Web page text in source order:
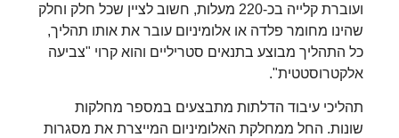
ועוברת קלייה בכ-220 מעלות, חשוב לציין שכל חלק וחלק
שהינו מחומר פלדה או אלומיניום עובר את אותו תהליך,
כל התהליך מבוצע בתנאים סטריליים והוא קרוי "צביעה
אלקטרוסטטית".
תהליכי עיבוד הדלתות מתבצעים במספר מחלקות
שונות. החל ממחלקת האלומיניום המייצרת את מסגרות